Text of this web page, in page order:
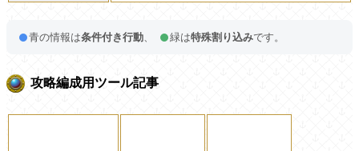
青の情報は条件付き行動 緑は特殊割り込みです。
攻略編成用ツール記事